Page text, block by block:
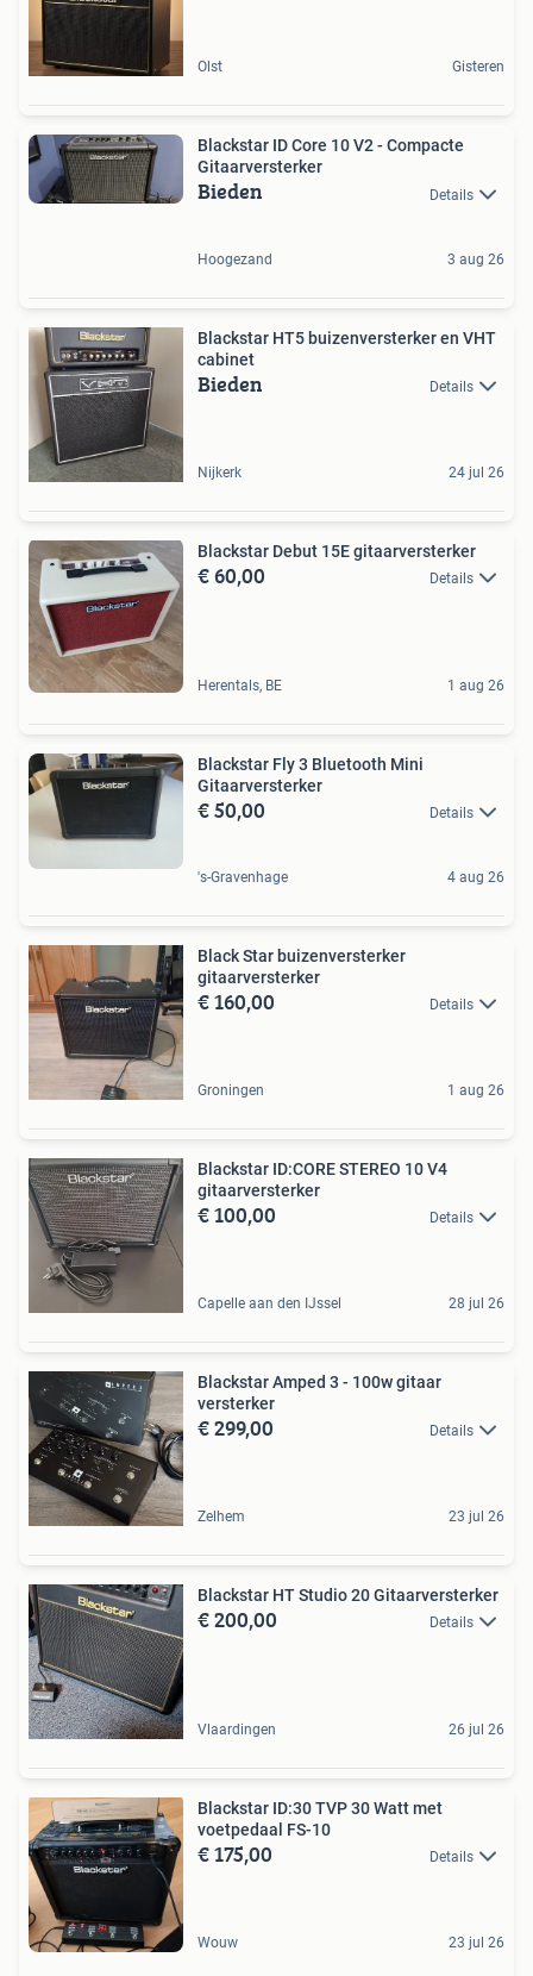
Olst Gisteren
Blackstar ID Core 10 V2 - Compacte
Gitaarversterker
Bieden Details
Hoogezand 3 aug 26
Blackstar HT5 buizenversterker en VHT
cabinet
Bieden Details
Nijkerk 24 jul 26
Blackstar Debut 15E gitaarversterker
€ 60,00 Details
Herentals, BE 1 aug 26
Blackstar Fly 3 Bluetooth Mini
Gitaarversterker
€ 50,00 Details
's-Gravenhage 4 aug 26
Black Star buizenversterker
gitaarversterker
€ 160,00 Details
Groningen 1 aug 26
Blackstar ID:CORE STEREO 10 V4
gitaarversterker
€ 100,00 Details
Capelle aan den IJssel 28 jul 26
Blackstar Amped 3 - 100w gitaar
versterker
€ 299,00 Details
Zelhem 23 jul 26
Blackstar HT Studio 20 Gitaarversterker
€ 200,00 Details
Vlaardingen 26 jul 26
Blackstar ID:30 TVP 30 Watt met
voetpedaal FS-10
€ 175,00 Details
Wouw 23 jul 26